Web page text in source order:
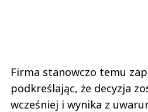
Firma stanowczo temu
podkreślając, że decyzja
wcześniej i wynika z